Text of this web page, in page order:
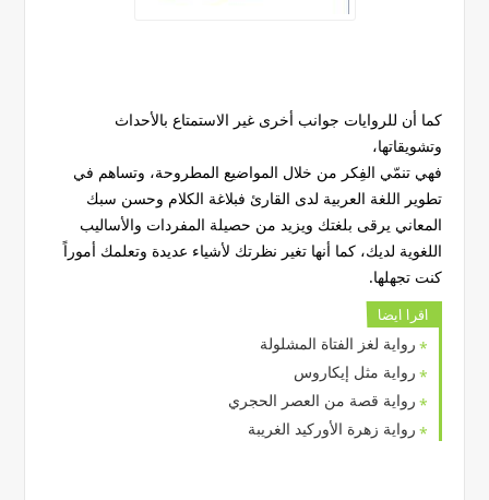
كما أن للروايات جوانب أخرى غير الاستمتاع بالأحداث
وتشويقاتها،
فهي تنمّي الفِكر من خلال المواضيع المطروحة، وتساهم في
تطوير اللغة العربية لدى القارئ فبلاغة الكلام وحسن سبك
المعاني يرقى بلغتك ويزيد من حصيلة المفردات والأساليب
اللغوية لديك، كما أنها تغير نظرتك لأشياء عديدة وتعلمك أموراً
كنت تجهلها.
اقرا ايضا
رواية لغز الفتاة المشلولة
رواية مثل إيكاروس
رواية قصة من العصر الحجري
رواية زهرة الأوركيد الغريبة